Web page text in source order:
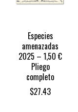
Especies
amenazadas
2025 – 1,50 €
Pliego
completo
$27.43